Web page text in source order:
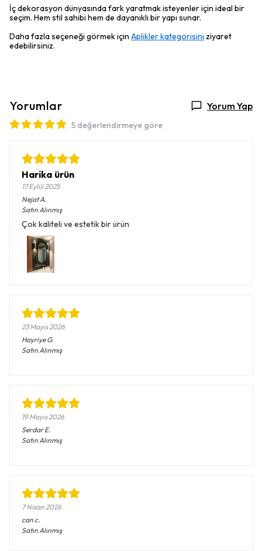
İç dekorasyon dünyasında fark yaratmak isteyenler için ideal bir
seçim. Hem stil sahibi hem de dayanıklı bir yapı sunar.
Daha fazla seçeneği görmek için Aplikler kategorisini ziyaret
edebilirsiniz.
Yorumlar Yorum Yap
5 değerlendirmeye göre
Harika ürün
17 Eylül 2025
NejatA.
Satın Alınmış
Çok kaliteli ve estetik bir ürün
23 Mayıs 2026
Hayriye G.
Satın Alınmış
19 Mayıs 2026
Serdar E.
Satın Alınmış
7 Nisan 2026
can c.
Satın Alınmış